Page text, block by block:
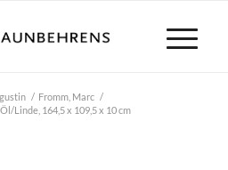
/ Fromm, Marc /
Linde, 164,5 x 109,5 x 10 cm